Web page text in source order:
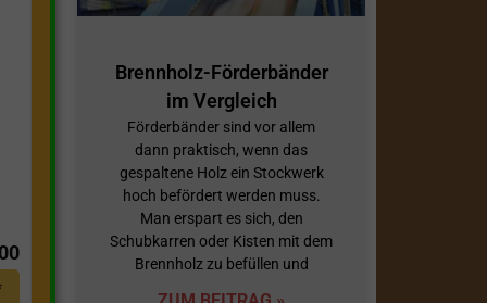
Brennholz-Förderbänder
im Vergleich
Förderbänder sind vor allem
dann praktisch, wenn das
gespaltene Holz ein Stockwerk
hoch befördert werden muss.
Man erspart es sich, den
Schubkarren oder Kisten mit dem
Brennholz zu befüllen und